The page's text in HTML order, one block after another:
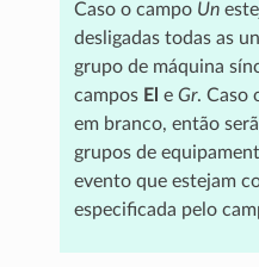
Caso o campo Un
desligadas todas as
grupo de máquina
campos El e Gr. Caso
em branco, então
grupos de
evento que estejam
especificada pelo